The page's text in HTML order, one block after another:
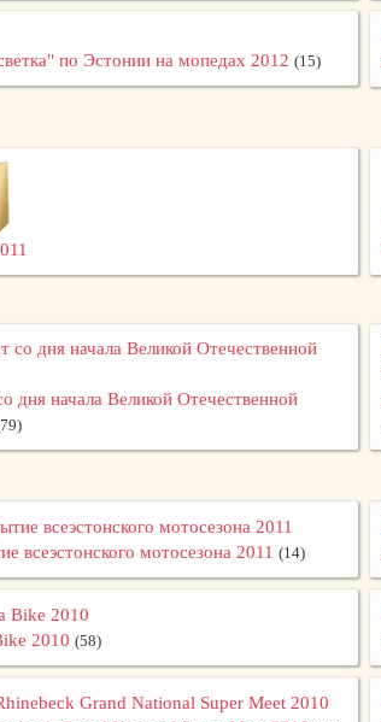
по Эстонии на мопедах 2012 (15)
дня начала Великой Отечественной
всеэстонского мотосезона 2011 (14)
2010 (58)